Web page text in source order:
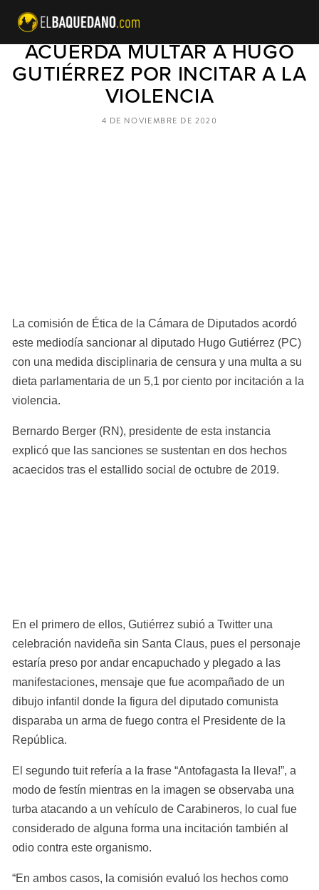
COMISIÓN DE ÉTICA
ACUERDA MULTAR A HUGO
GUTIÉRREZ POR INCITAR A LA
VIOLENCIA
La comisión de Ética de la Cámara de Diputados acordó
este mediodía sancionar al diputado Hugo Gutiérrez (PC)
con una medida disciplinaria de censura y una multa a su
dieta parlamentaria de un 5,1 por ciento por incitación a la
violencia.
Bernardo Berger (RN), presidente de esta instancia
explicó que las sanciones se sustentan en dos hechos
acaecidos tras el estallido social de octubre de 2019.
En el primero de ellos, Gutiérrez subió a Twitter una
celebración navideña sin Santa Claus, pues el personaje
estaría preso por andar encapuchado y plegado a las
manifestaciones, mensaje que fue acompañado de un
dibujo infantil donde la figura del diputado comunista
disparaba un arma de fuego contra el Presidente de la
República.
El segundo tuit refería a la frase “Antofagasta la lleva!”, a
modo de festín mientras en la imagen se observaba una
turba atacando a un vehículo de Carabineros, lo cual fue
considerado de alguna forma una incitación también al
odio contra este organismo.
“En ambos casos, la comisión evaluó los hechos como
4 DE NOVIEMBRE DE 2020